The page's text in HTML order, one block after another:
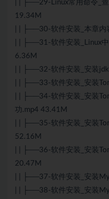
| | ├──29-Linux常用命令_
19.34M
| | ├──30-软件安装_本章内
| | ├──31-软件安装_Linux
6.36M
| | ├──32-软件安装_安装
| | ├──33-软件安装_安装
| | ├──34-软件安装_安装
功.mp4 43.41M
| | ├──35-软件安装_安装
52.16M
| | ├──36-软件安装_安装
20.47M
| | ├──37-软件安装_安装
| | ├──38-软件安装_安装